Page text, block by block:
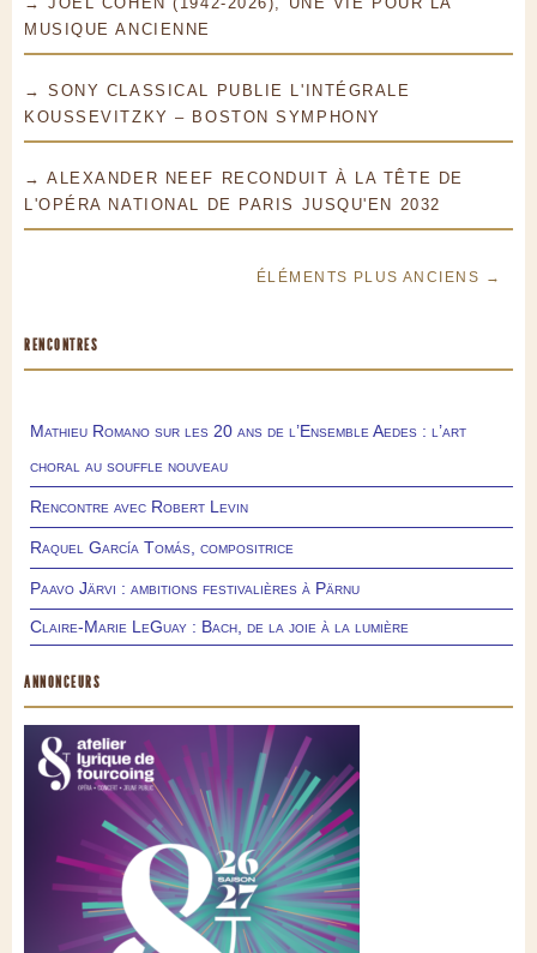
MUSIQUE ANCIENNE
→ SONY CLASSICAL PUBLIE L'INTÉGRALE
KOUSSEVITZKY – BOSTON SYMPHONY
→ ALEXANDER NEEF RECONDUIT À LA TÊTE DE
L'OPÉRA NATIONAL DE PARIS JUSQU'EN 2032
ÉLÉMENTS PLUS ANCIENS →
RENCONTRES
Mathieu Romano sur les 20 ans de l’Ensemble Aedes : l’art
choral au souffle nouveau
Rencontre avec Robert Levin
Raquel García Tomás, compositrice
Paavo Järvi : ambitions festivalières à Pärnu
Claire-Marie LeGuay : Bach, de la joie à la lumière
ANNONCEURS